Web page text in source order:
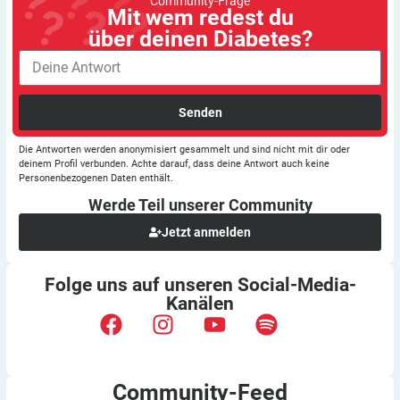
Mit wem redest du
über deinen Diabetes?
Senden
Die Antworten werden anonymisiert gesammelt und sind nicht mit dir oder
deinem Profil verbunden. Achte darauf, dass deine Antwort auch keine
Personenbezogenen Daten enthält.
Werde Teil unserer Community
Jetzt anmelden
Folge uns auf unseren Social-Media-
Kanälen
Community-Feed